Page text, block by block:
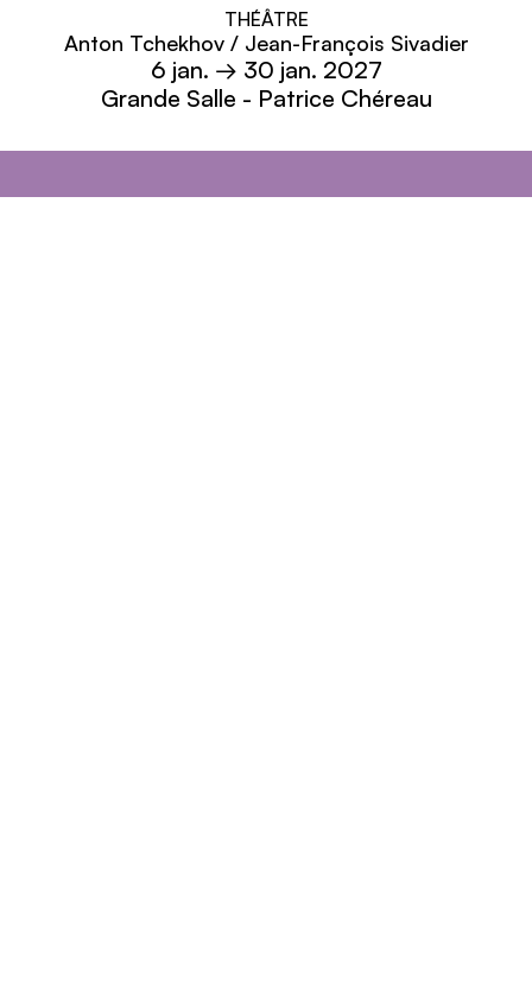
Ivanov THÉÂTRE
Anton Tchekhov / Jean-François Sivadier
6 jan. → 30 jan. 2027
Grande Salle - Patrice Chéreau